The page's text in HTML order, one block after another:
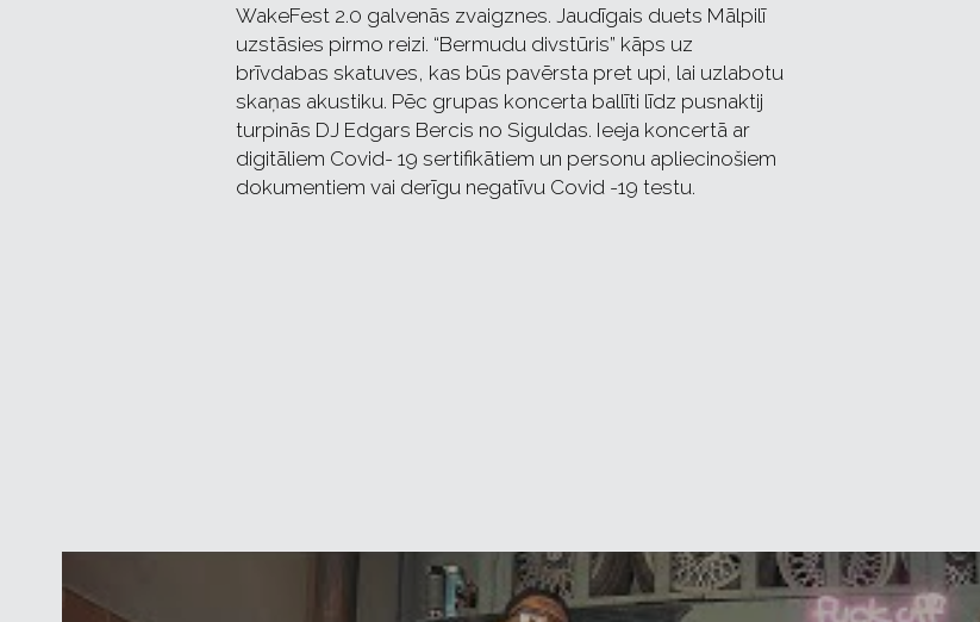
WakeFest 2.0 galvenās zvaigznes. Jaudīgais duets Mālpilī
uzstāsies pirmo reizi. “Bermudu divstūris” kāps uz
brīvdabas skatuves, kas būs pavērsta pret upi, lai uzlabotu
skaņas akustiku. Pēc grupas koncerta ballīti līdz pusnaktij
turpinās DJ Edgars Bercis no Siguldas. Ieeja koncertā ar
digitāliem Covid- 19 sertifikātiem un personu apliecinošiem
dokumentiem vai derīgu negatīvu Covid -19 testu.